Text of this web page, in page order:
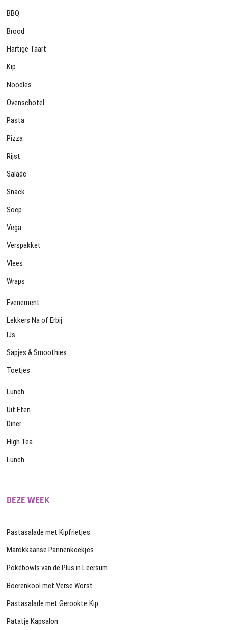
BBQ
Brood
Hartige Taart
Kip
Noodles
Ovenschotel
Pasta
Pizza
Rijst
Salade
Snack
Soep
Vega
Verspakket
Vlees
Wraps
Evenement
Lekkers Na of Erbij
IJs
Sapjes & Smoothies
Toetjes
Lunch
Uit Eten
Diner
High Tea
Lunch
DEZE WEEK
Pastasalade met Kipfrietjes
Marokkaanse Pannenkoekjes
Pokébowls van de Plus in Leersum
Boerenkool met Verse Worst
Pastasalade met Gerookte Kip
Patatje Kapsalon